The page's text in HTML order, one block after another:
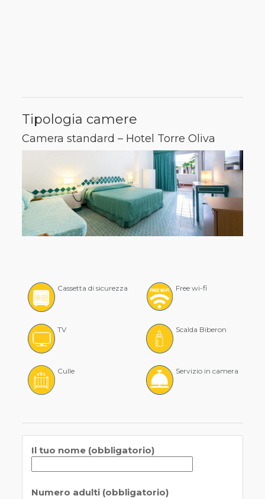
Tipologia camere
Camera standard – Hotel Torre Oliva
Cassetta di sicurezza Free wi-fi
TV Scalda Biberon
Culle Servizio in camera
Il tuo nome (obbligatorio)
Numero adulti (obbligatorio)